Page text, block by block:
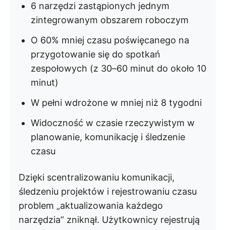
6 narzędzi zastąpionych jednym
zintegrowanym obszarem roboczym
O 60% mniej czasu poświęcanego na
przygotowanie się do spotkań
zespołowych (z 30–60 minut do około 10
minut)
W pełni wdrożone w mniej niż 8 tygodni
Widoczność w czasie rzeczywistym w
planowanie, komunikację i śledzenie
czasu
Dzięki scentralizowaniu komunikacji,
śledzeniu projektów i rejestrowaniu czasu
problem „aktualizowania każdego
narzędzia” zniknął. Użytkownicy rejestrują